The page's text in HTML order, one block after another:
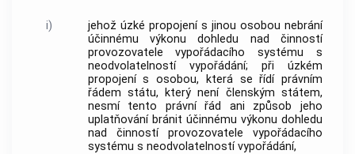
i)
jehož úzké propojení s jinou osobou nebrání
účinnému výkonu dohledu nad činností
provozovatele vypořádacího systému s
neodvolatelností vypořádání; při úzkém
propojení s osobou, která se řídí právním
řádem státu, který není členským státem,
nesmí tento právní řád ani způsob jeho
uplatňování bránit účinnému výkonu dohledu
nad činností provozovatele vypořádacího
systému s neodvolatelností vypořádání,